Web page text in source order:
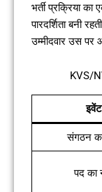
भर्ती प्रक्रिया का
पारदर्शिता बनी
उम्मीदवार उस पर
KVS/
इवेंट
संगठन
पद का